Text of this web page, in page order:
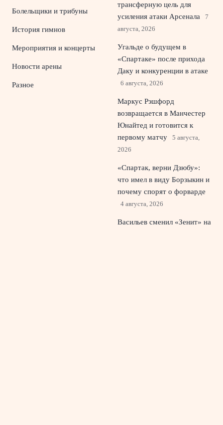
Болельщики и трибуны
История гимнов
Мероприятия и концерты
Новости арены
Разное
трансферную цель для
усиления атаки Арсенала
7
августа, 2026
Угальде о будущем в
«Спартаке» после прихода
Даку и конкуренции в атаке
6 августа, 2026
Маркус Рэшфорд
возвращается в Манчестер
Юнайтед и готовится к
первому матчу
5 августа,
2026
«Спартак, верни Дзюбу»:
что имел в виду Борзыкин и
почему спорят о форварде
4 августа, 2026
Васильев сменил «Зенит» на